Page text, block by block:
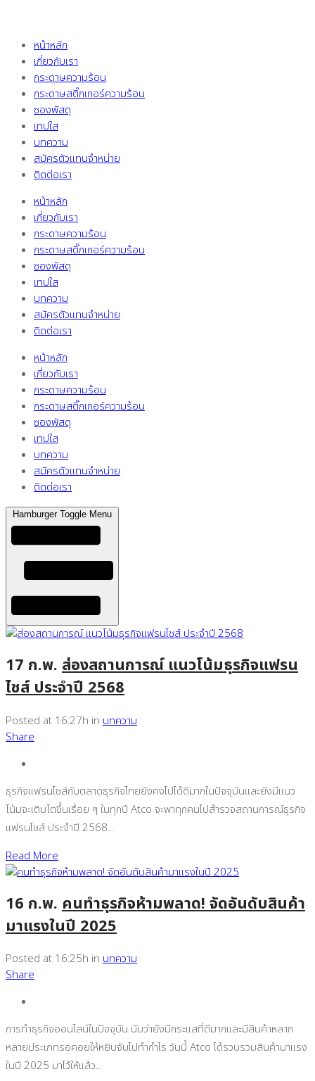
หน้าหลัก
เกี่ยวกับเรา
กระดาษความร้อน
กระดาษสติ๊กเกอร์ความร้อน
ซองพัสดุ
เทปใส
บทความ
สมัครตัวแทนจำหน่าย
ติดต่อเรา
หน้าหลัก
เกี่ยวกับเรา
กระดาษความร้อน
กระดาษสติ๊กเกอร์ความร้อน
ซองพัสดุ
เทปใส
บทความ
สมัครตัวแทนจำหน่าย
ติดต่อเรา
หน้าหลัก
เกี่ยวกับเรา
กระดาษความร้อน
กระดาษสติ๊กเกอร์ความร้อน
ซองพัสดุ
เทปใส
บทความ
สมัครตัวแทนจำหน่าย
ติดต่อเรา
Hamburger Toggle Menu
17 ก.พ. ส่องสถานการณ์ แนวโน้มธุรกิจแฟรน
ไชส์ ประจำปี 2568
Posted at 16:27h in บทความ
Share
ธุรกิจแฟรนไชส์กับตลาดธุรกิจไทยยังคงไปได้ดีมากในปัจจุบันและยังมีแนว
โน้มจะเติบโตขึ้นเรื่อย ๆ ในทุกปี Atco จะพาทุกคนไปสำรวจสถานการณ์ธุรกิจ
แฟรนไชส์ ประจำปี 2568...
Read More
16 ก.พ. คนทำธุรกิจห้ามพลาด! จัดอันดับสินค้า
มาแรงในปี 2025
Posted at 16:25h in บทความ
Share
การทำธุรกิจออนไลน์ในปัจจุบัน นับว่ายังมีกระแสที่ดีมากและมีสินค้าหลาก
หลายประเภทรอคอยให้หยิบจับไปทำกำไร วันนี้ Atco ได้รวบรวมสินค้ามาแรง
ในปี 2025 มาไว้ให้แล้ว...